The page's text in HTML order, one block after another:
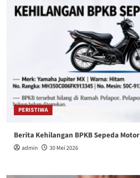
PERISTIWA
Berita Kehilangan BPKB Sepeda Motor
admin 30 Mei 2026